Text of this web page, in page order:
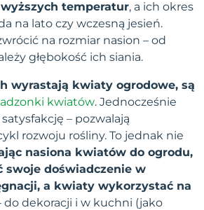
temperatur, a ich okres
na lato czy wczesną jesień.
na rozmiar nasion – od
głębokość ich siania.
wyrastają kwiaty ogrodowe, są
kwiatów. Jednocześnie
– pozwalają
rozwoju rośliny. To jednak nie
nasiona kwiatów do ogrodu,
swoje doświadczenie w
a kwiaty wykorzystać na
do dekoracji i w kuchni (jako